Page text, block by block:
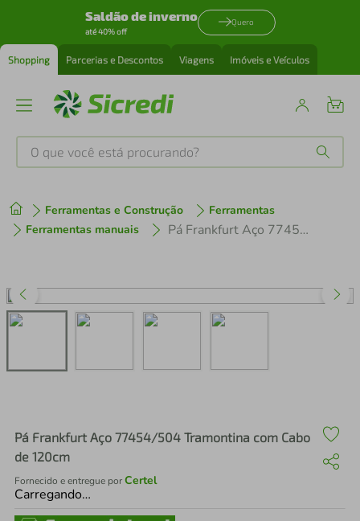
Saldão de inverno
até 40% off
Quero
Shopping Parcerias e Descontos Viagens Imóveis e Veículos
O que você está procurando?
Ferramentas e Construção
Ferramentas
Ferramentas manuais
Pá Frankfurt Aço 77454/504 Tramontina com Cabo de 120cm
Pá Frankfurt Aço 77454/504 Tramontina com Cabo
de 120cm
Fornecido e entregue porCertel
Carregando…
1º tenis
3º perfume